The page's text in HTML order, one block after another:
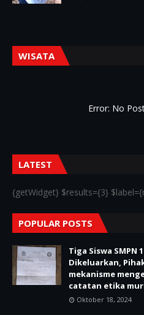
WISATA
Error: No
LATEST
{getWidget} $results={3}
POPULAR POSTS
Tiga Siswa
Dikeluarkan,
mekanisme
catatan etika
Oktober 18, 2024